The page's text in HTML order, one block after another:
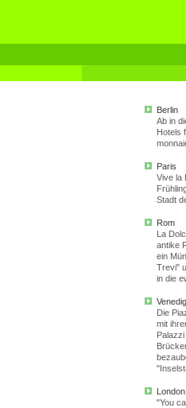
Berlin
Ab in
Hotels
Paris
Vive la
Stadt
Rom
La
antike
ein
Trevi"
in die
Venedig
Die
mit
London
"You